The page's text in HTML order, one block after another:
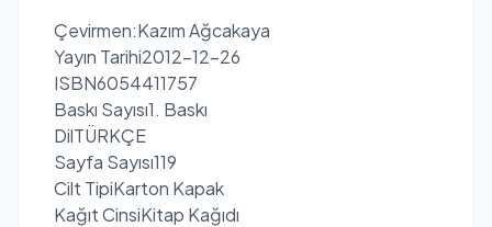
Çevirmen:Kazım Ağcakaya
Yayın Tarihi2012-12-26
ISBN6054411757
Baskı Sayısı1. Baskı
DilTÜRKÇE
Sayfa Sayısı119
Cilt TipiKarton Kapak
Kağıt CinsiKitap Kağıdı